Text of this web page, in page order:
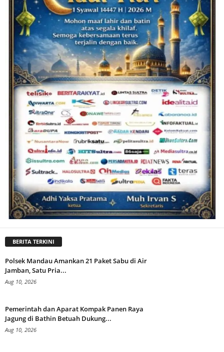
BERITA TERKINI
Polsek Mandau Amankan 21 Paket Sabu di Air
Jamban, Satu Pria...
Aug 10, 2026
Pemerintah dan Aparat Kompak Panen Raya
Jagung di Bathin Betuah Dukung...
Aug 10, 2026